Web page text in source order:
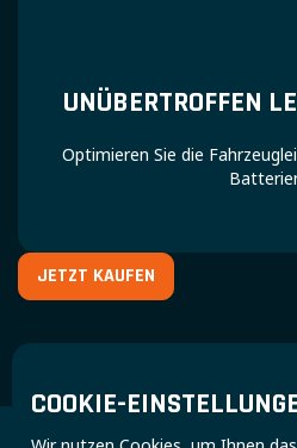
COOKIE-
UNÜBERTROFFEN
Optimieren Sie die
JETZT KAUFEN